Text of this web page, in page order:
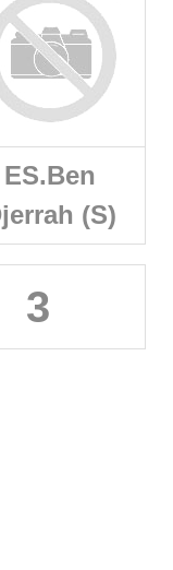
ES.Ben
(S)
3